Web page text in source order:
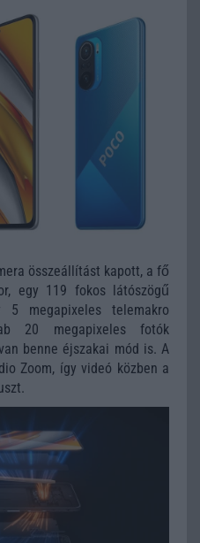
összeállítást kapott, a fő
egy 119 fokos látószögű
megapixeles telemakro
20 megapixeles fotók
benne éjszakai mód is. A
Zoom, így videó közben a